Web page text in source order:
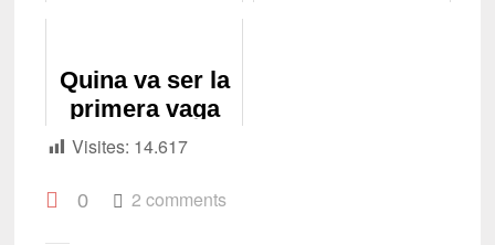
Quina va ser la
primera vaga
de la història?
Visites: 14.617
0 2 comments